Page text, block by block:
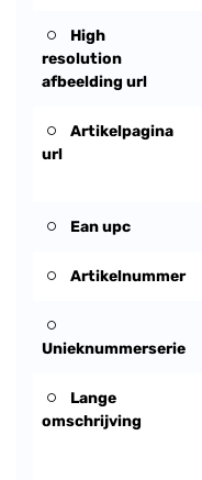
High
resolution
afbeelding url
Artikelpagina
url
Ean upc
Artikelnummer
Unieknummerserie
Lange
omschrijving